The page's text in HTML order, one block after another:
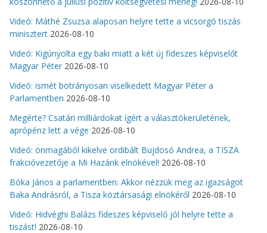
Videó: Máthé Zsuzsa alaposan helyre tette a vicsorgó tiszás
minisztert 2026-08-10
Videó: Kigúnyolta egy baki miatt a két új fideszes képviselőt
Magyar Péter 2026-08-10
Videó: ismét botrányosan viselkedett Magyar Péter a
Parlamentben 2026-08-10
Megérte? Csatári milliárdokat ígért a választókerületének,
aprópénz lett a vége 2026-08-10
Videó: önmagából kikelve ordibált Bujdosó Andrea, a TISZA
frakcióvezetője a Mi Hazánk elnökével! 2026-08-10
Bóka János a parlamentben: Akkor nézzük meg az igazságot
Baka Andrásról, a Tisza köztársasági elnökéről 2026-08-10
Videó: Hidvéghi Balázs fideszes képviselő jól helyre tette a
tiszást! 2026-08-10